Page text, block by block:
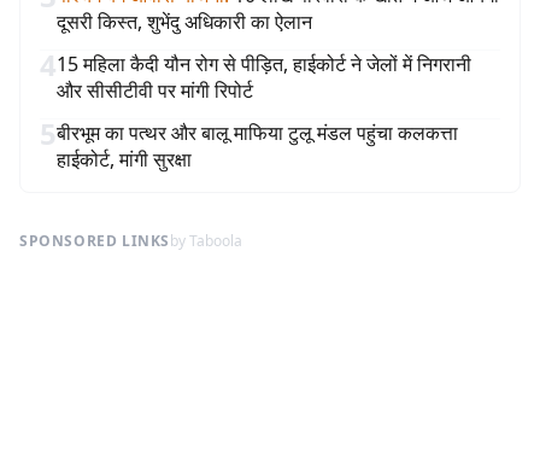
दूसरी किस्त, शुभेंदु अधिकारी का ऐलान
415 महिला कैदी यौन रोग से पीड़ित, हाईकोर्ट ने जेलों में निगरानी
और सीसीटीवी पर मांगी रिपोर्ट
5बीरभूम का पत्थर और बालू माफिया टुलू मंडल पहुंचा कलकत्ता
हाईकोर्ट, मांगी सुरक्षा
SPONSORED LINKSby Taboola